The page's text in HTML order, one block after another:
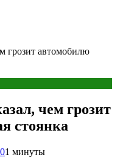
грозит автомобилю
чем грозит
стоянка
01 минуты